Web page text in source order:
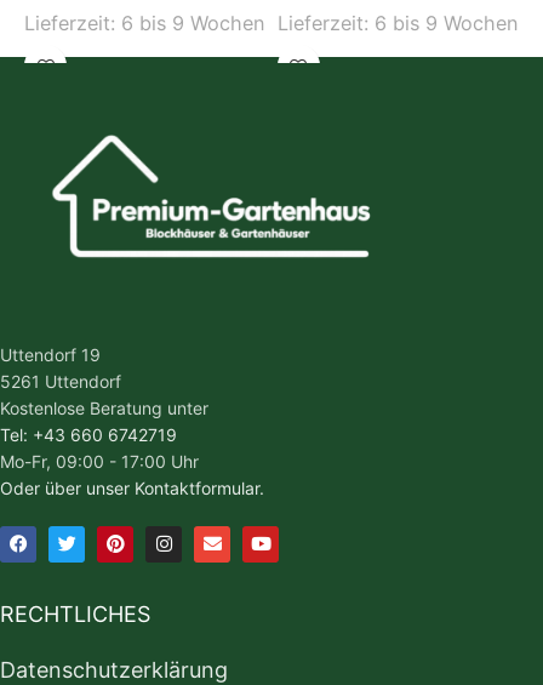
Lieferzeit: 6 bis 9 Wochen
Lieferzeit: 6 bis 9 Wochen
Uttendorf 19
5261 Uttendorf
Kostenlose Beratung unter
Tel: +43 660 6742719
Mo-Fr, 09:00 - 17:00 Uhr
Oder über unser Kontaktformular.
RECHTLICHES
Datenschutzerklärung